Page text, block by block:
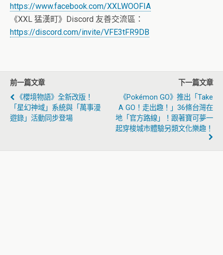
https://www.facebook.com/XXLWOOFIA
《XXL 猛漢町》Discord 友善交流區：
https://discord.com/invite/VFE3tFR9DB
前一篇文章
《櫻境物語》全新改版！
「星幻神域」系統與「萬事漫
遊錄」活動同步登場
下一篇文章
《Pokémon GO》推出「Take
A GO！走出趣！」36條台灣在
地「官方路線」！跟著寶可夢一
起穿梭城市體驗另類文化樂趣！